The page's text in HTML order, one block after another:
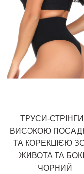
ТРУСИ-СТРІНГИ
ВИСОКОЮ
ТА КОРЕКЦІЄЮ
ЖИВОТА ТА
ЧОРНИЙ